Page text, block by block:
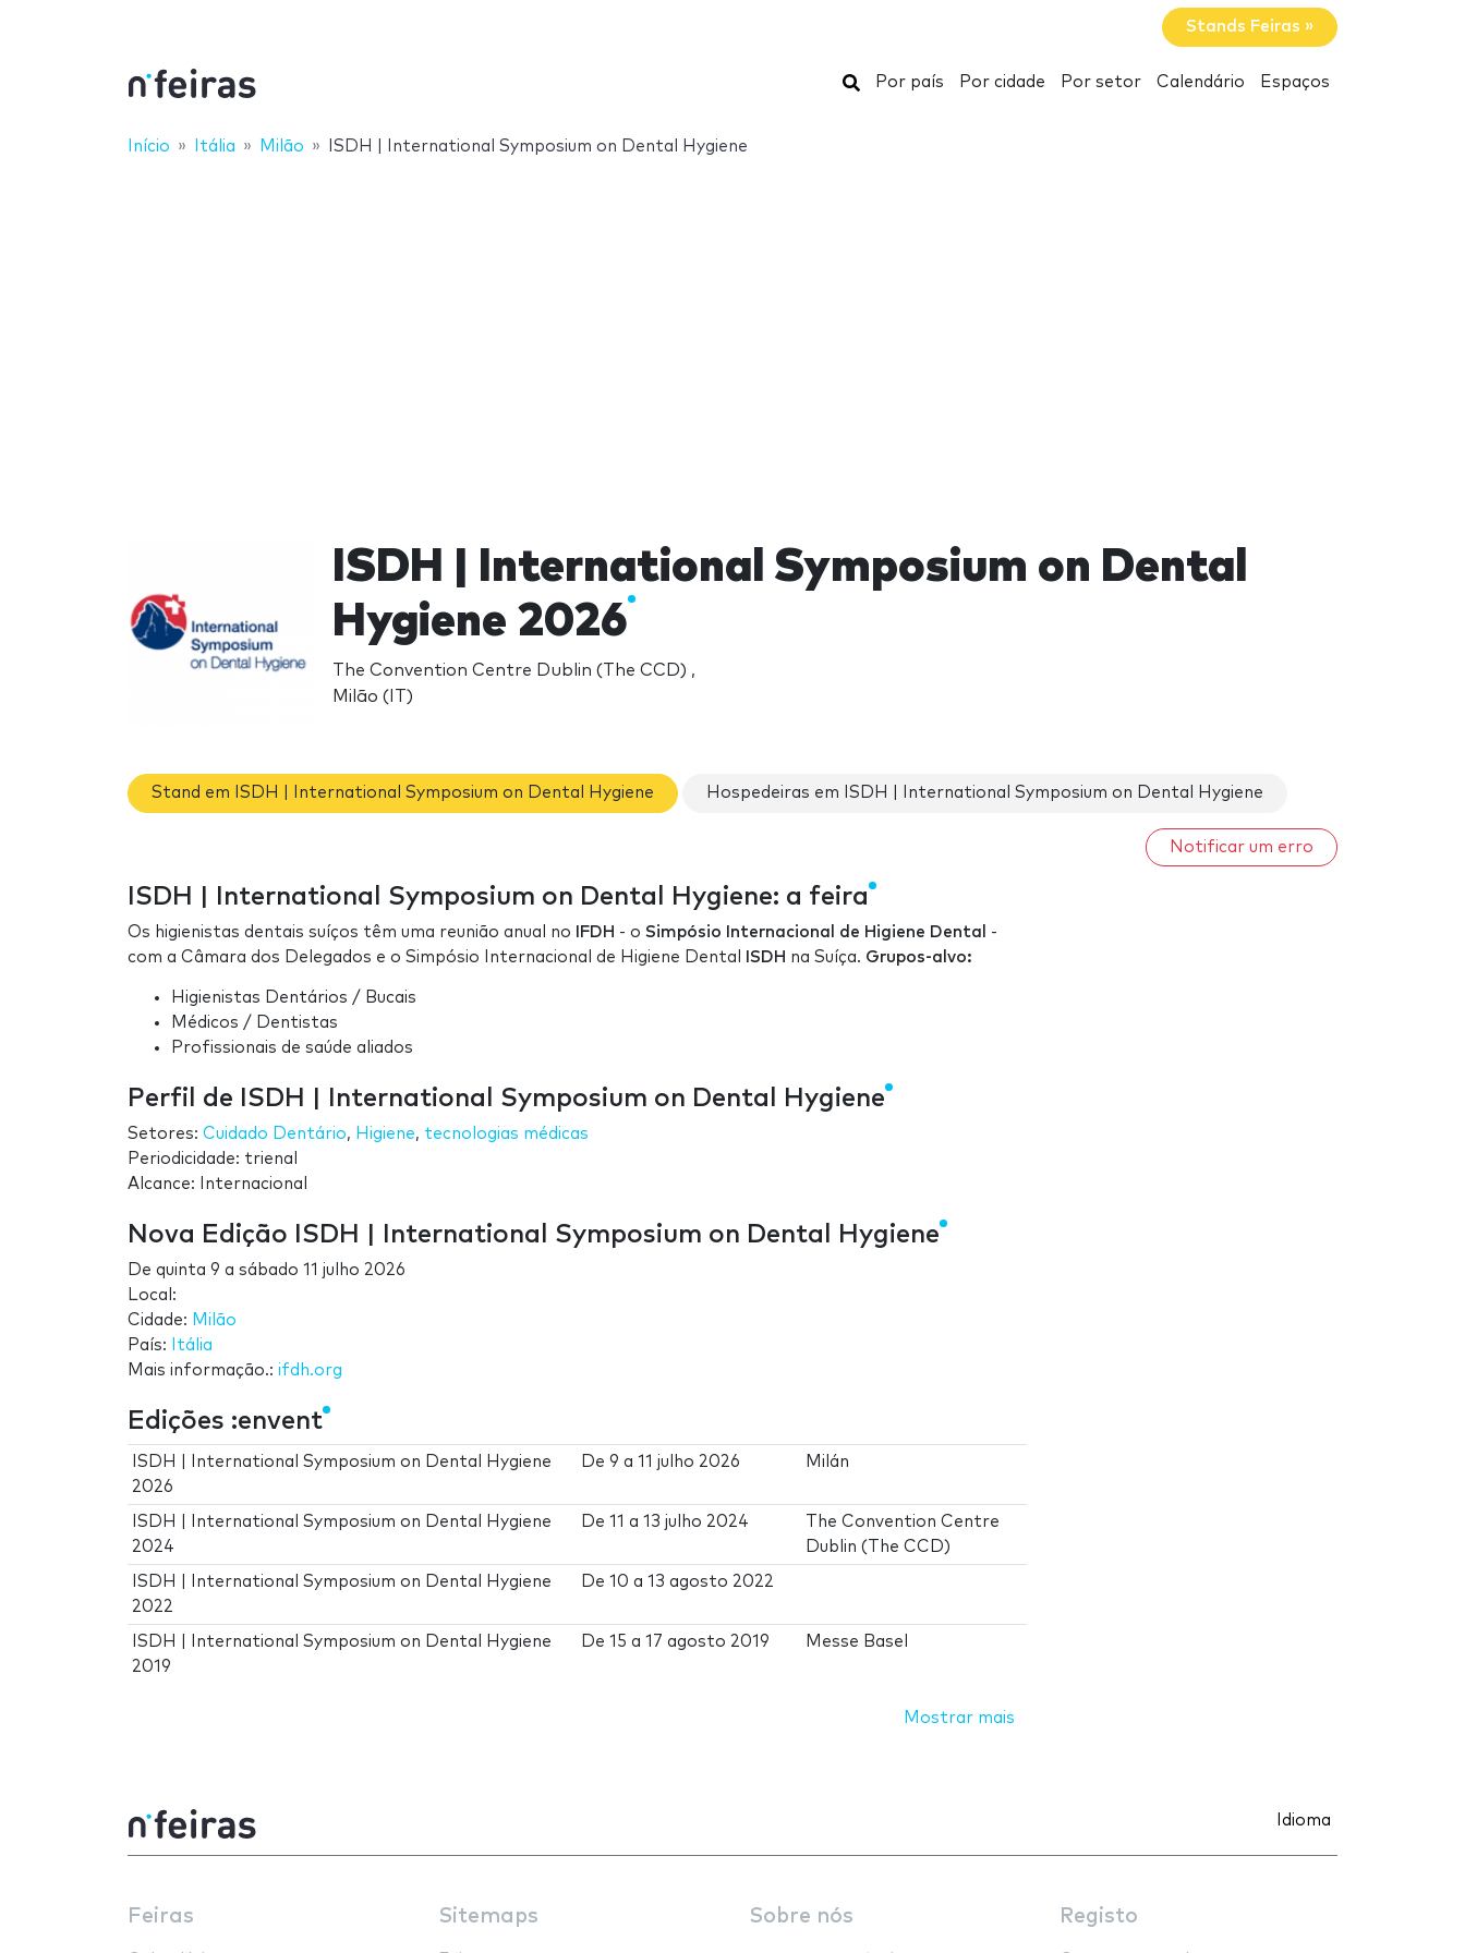
Stands Feiras »
Buscar
Por país Por cidade Por setor Calendário Espaços
Início Itália Milão ISDH | International Symposium on Dental Hygiene
ISDH | International Symposium on Dental
Hygiene 2026
The Convention Centre Dublin (The CCD) ,
Milão (IT)
Stand em ISDH | International Symposium on Dental Hygiene Hospedeiras em ISDH | International Symposium on Dental Hygiene
Notificar um erro
ISDH | International Symposium on Dental Hygiene: a feira
Os higienistas dentais suíços têm uma reunião anual no IFDH - o Simpósio Internacional de Higiene Dental
-
com a Câmara dos Delegados e o Simpósio Internacional de Higiene Dental
ISDH na Suíça. Grupos-alvo:
Higienistas Dentários / Bucais
Médicos / Dentistas
Profissionais de saúde aliados
Perfil de ISDH | International Symposium on Dental Hygiene
Setores: Cuidado Dentário, Higiene, tecnologias médicas
Periodicidade: trienal
Alcance: Internacional
Nova Edição ISDH | International Symposium on Dental Hygiene
De quinta 9 a sábado 11 julho 2026
Local:
Cidade: Milão
País:
Itália
Mais informação.: ifdh.org
Edições :envent
ISDH | International Symposium on Dental Hygiene
2026
De9 a11 julho 2026 Milán
ISDH | International Symposium on Dental Hygiene
2024
De11 a13 julho 2024
The Convention Centre
Dublin (The CCD)
ISDH | International Symposium on Dental Hygiene
2022
De10 a13 agosto 2022
ISDH | International Symposium on Dental Hygiene
2019
De15 a17 agosto 2019 Messe Basel
Mostrar mais
Idioma
Feiras Sitemaps Sobre nós Registo